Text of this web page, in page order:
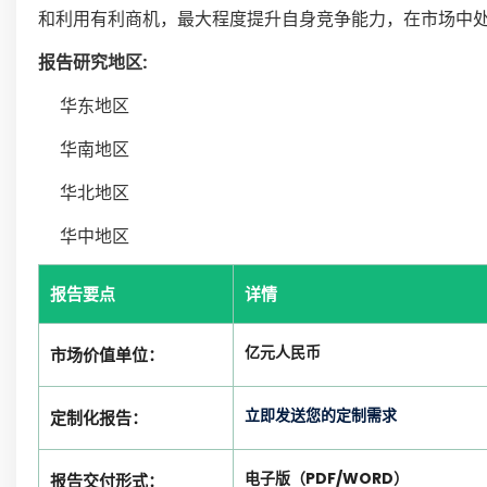
和利用有利商机，最大程度提升自身竞争能力，在市场中
报告研究地区:
华东地区
华南地区
华北地区
华中地区
报告要点 详情
市场价值单位： 亿元人民币
定制化报告： 立即发送您的定制需求
报告交付形式： 电子版（PDF/WORD）